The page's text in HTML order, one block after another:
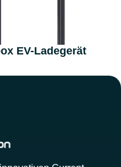
EV-Ladegerät